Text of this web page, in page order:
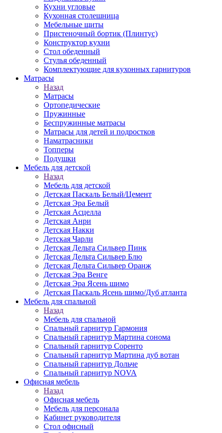
Кухни угловые
Кухонная столешница
Мебельные щиты
Пристеночный бортик (Плинтус)
Конструктор кухни
Стол обеденный
Стулья обеденный
Комплектующие для кухонных гарнитуров
Матраcы
Назад
Матраcы
Ортопедические
Пружинные
Беспружинные матрасы
Матрасы для детей и подростков
Наматрасники
Топперы
Подушки
Мебель для детской
Назад
Мебель для детской
Детская Паскаль Белый/Цемент
Детская Эра Белый
Детская Асцелла
Детская Анри
Детская Накки
Детская Чарли
Детская Дельта Сильвер Пинк
Детская Дельта Сильвер Блю
Детская Дельта Сильвер Оранж
Детская Эра Венге
Детская Эра Ясень шимо
Детская Паскаль Ясень шимо/Дуб атланта
Мебель для спальной
Назад
Мебель для спальной
Спальный гарнитур Гармония
Спальный гарнитур Мартина сонома
Спальный гарнитур Соренто
Спальный гарнитур Мартина дуб вотан
Спальный гарнитур Дольче
Спальный гарнитур NOVA
Офисная мебель
Назад
Офисная мебель
Мебель для персонала
Кабинет руководителя
Стол офисный